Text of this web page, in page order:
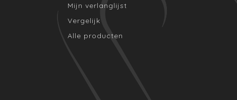
Mijn verlanglijst
Vergelijk
Alle producten